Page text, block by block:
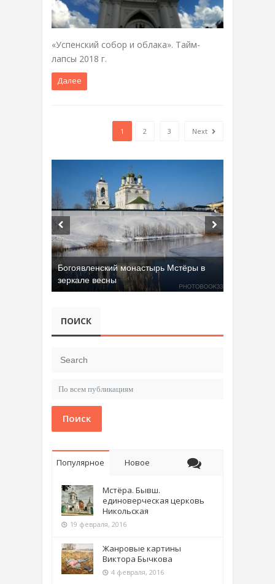
«Успенский собор и облака». Тайм-
лапсы 2018 г.
Далее
1 2 3 Next
Богоявленский монастырь Мстёры в
зеркале весны
Добрятинский карьер (д. Алферово)
ПОИСК
Поиск
Популярное Новое
Мстёра. Бывш.
единоверческая церковь
Никольская
19 февраля, 2016
Жанровые картины
Виктора Бычкова
4 февраля, 2016